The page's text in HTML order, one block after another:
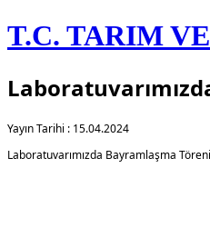
T.C. TARIM
Yayın Tarihi : 15.04.2024
​Laboratuvarımızda Bayramlaşma